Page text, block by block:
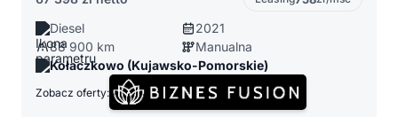
Diesel
2021
88 900 km
Manualna
Kołaczkowo (Kujawsko-Pomorskie)
Zobacz oferty: